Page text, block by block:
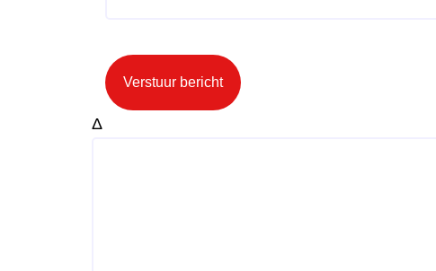
Verstuur bericht
Δ